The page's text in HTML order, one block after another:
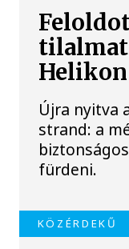
Újra nyitva
strand: a
fürdeni.
KÖZÉRDEKŰ